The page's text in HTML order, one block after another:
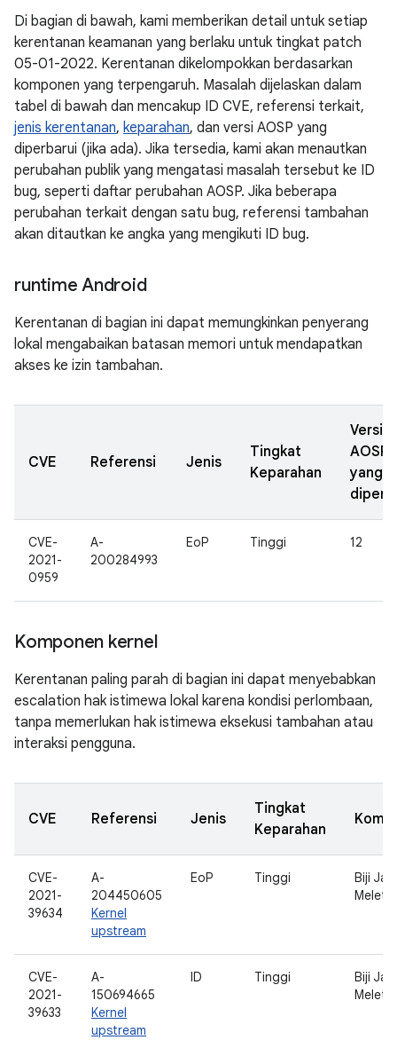
Di bagian di bawah, kami memberikan detail untuk setiap
kerentanan keamanan yang berlaku untuk tingkat patch
05-01-2022. Kerentanan dikelompokkan berdasarkan
komponen yang terpengaruh. Masalah dijelaskan dalam
tabel di bawah dan mencakup ID CVE, referensi terkait,
jenis kerentanan, keparahan, dan versi AOSP yang
diperbarui (jika ada). Jika tersedia, kami akan menautkan
perubahan publik yang mengatasi masalah tersebut ke ID
bug, seperti daftar perubahan AOSP. Jika beberapa
perubahan terkait dengan satu bug, referensi tambahan
akan ditautkan ke angka yang mengikuti ID bug.
runtime Android
Kerentanan di bagian ini dapat memungkinkan penyerang
lokal mengabaikan batasan memori untuk mendapatkan
akses ke izin tambahan.
CVE Referensi Jenis
Tingkat
Keparahan
Versi
AOSP
yang
CVE-
2021-
0959
A-
200284993
EoP Tinggi 12
Komponen kernel
Kerentanan paling parah di bagian ini dapat menyebabkan
escalation hak istimewa lokal karena kondisi perlombaan,
tanpa memerlukan hak istimewa eksekusi tambahan atau
interaksi pengguna.
CVE Referensi Jenis
Tingkat
Keparahan
CVE-
2021-
39634
A-
204450605
Kernel
upstream
EoP Tinggi
Biji
CVE-
2021-
39633
A-
150694665
Kernel
upstream
ID Tinggi
Biji